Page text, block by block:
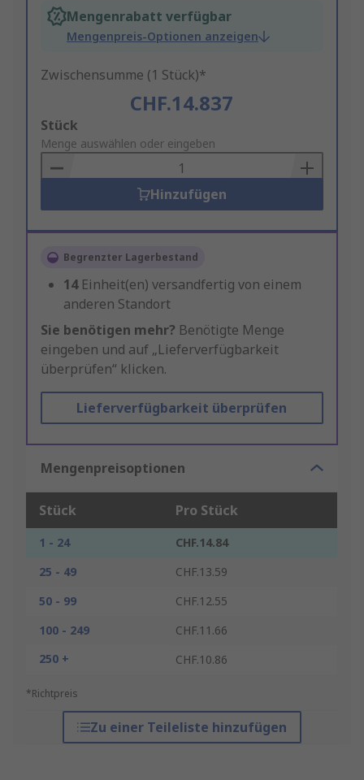
Mengenrabatt verfügbar
Mengenpreis-Optionen anzeigen
Zwischensumme (1 Stück)*
CHF.14.837
Add
to
Basket
Stück
Menge auswählen oder eingeben
Hinzufügen
Begrenzter Lagerbestand
14 Einheit(en) versandfertig von einem
anderen Standort
Sie benötigen mehr? Benötigte Menge
eingeben und auf „Lieferverfügbarkeit
überprüfen“ klicken.
Lieferverfügbarkeit überprüfen
Mengenpreisoptionen
Stück Pro Stück
1 - 24
CHF.14.84
25 - 49
CHF.13.59
50 - 99
CHF.12.55
100 - 249
CHF.11.66
250 +
CHF.10.86
*Richtpreis
Zu einer Teileliste hinzufügen